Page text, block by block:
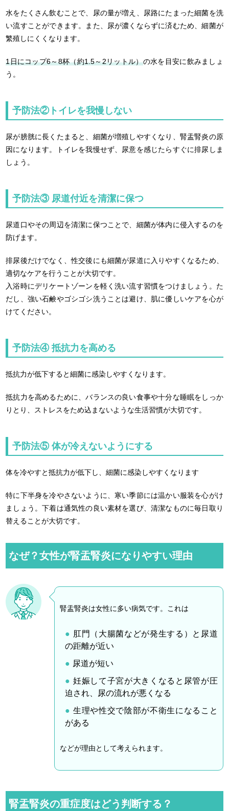
水をたくさん飲むことで、尿の量が増え、尿路にたまった細菌を洗
い流すことができます。また、尿が濃くならずに済むため、細菌が
繁殖しにくくなります。
1日にコップ6～8杯（約1.5～2リットル）の水を目安に飲みましょ
う。
予防法②トイレを我慢しない
尿が膀胱に長くたまると、細菌が増殖しやすくなり、腎盂腎炎の原
因になります。トイレを我慢せず、尿意を感じたらすぐに排尿しま
しょう。
予防法③ 尿道付近を清潔に保つ
尿道口やその周辺を清潔に保つことで、細菌が体内に侵入するのを
防げます。
排尿後だけでなく、性交後にも細菌が尿道に入りやすくなるため、
適切なケアを行うことが大切です。
入浴時にデリケートゾーンを軽く洗い流す習慣をつけましょう。た
だし、強い石鹸やゴシゴシ洗うことは避け、肌に優しいケアを心が
けてください。
予防法④ 抵抗力を高める
抵抗力が低下すると細菌に感染しやすくなります。
抵抗力を高めるために、バランスの良い食事や十分な睡眠をしっか
りとり、ストレスをため込まないような生活習慣が大切です。
予防法⑤ 体が冷えないようにする
体を冷やすと抵抗力が低下し、細菌に感染しやすくなります
特に下半身を冷やさないように、寒い季節には温かい服装を心がけ
ましょう。下着は通気性の良い素材を選び、清潔なものに毎日取り
替えることが大切です。
なぜ？女性が腎盂腎炎になりやすい理由
腎盂腎炎は女性に多い病気です。これは
肛門（大腸菌などが発生する）と尿道
の距離が近い
尿道が短い
妊娠して子宮が大きくなると尿管が圧
迫され、尿の流れが悪くなる
生理や性交で陰部が不衛生になること
がある
などが理由として考えられます。
腎盂腎炎の重症度はどう判断する？